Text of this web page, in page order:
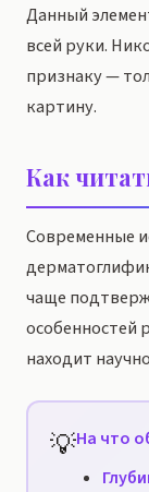
Данный
всей руки.
признаку —
картину.
Как
Современные
чаще
особенностей
находит
💡На что